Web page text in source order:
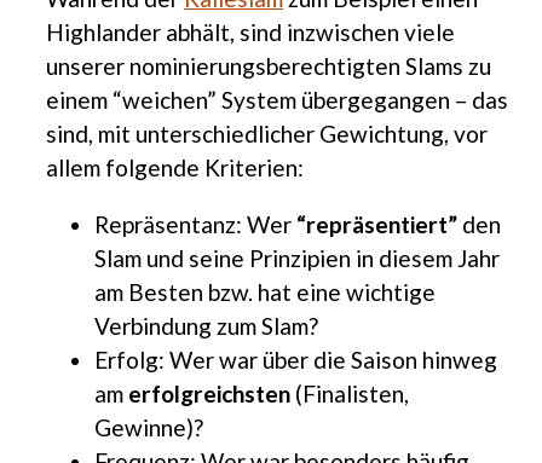
Highlander abhält, sind inzwischen viele
unserer nominierungsberechtigten Slams zu
einem “weichen” System übergegangen – das
sind, mit unterschiedlicher Gewichtung, vor
allem folgende Kriterien:
Repräsentanz: Wer “repräsentiert” den
Slam und seine Prinzipien in diesem Jahr
am Besten bzw. hat eine wichtige
Verbindung zum Slam?
Erfolg: Wer war über die Saison hinweg
am erfolgreichsten (Finalisten,
Gewinne)?